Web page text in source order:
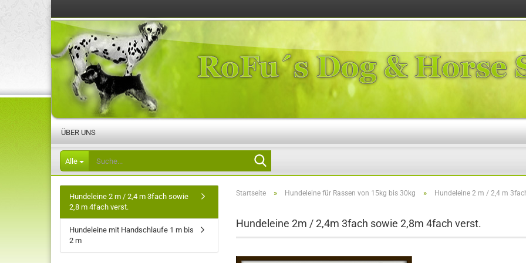
Alle
ÜBER UNS
Startseite » Hundeleine für Rassen von 15kg bis 30kg » Hundeleine 2 m / 2,4 m
Hundeleine 2m / 2,4m 3fach sowie 2,8m 4fach verst.
Hundeleine 2 m / 2,4 m 3fach sowie
2,8 m 4fach verst.
Hundeleine mit Handschlaufe 1 m bis
2 m